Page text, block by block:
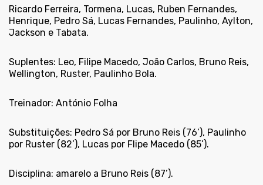
Ricardo Ferreira, Tormena, Lucas, Ruben Fernandes,
Henrique, Pedro Sá, Lucas Fernandes, Paulinho, Aylton,
Jackson e Tabata.
Suplentes: Leo, Filipe Macedo, João Carlos, Bruno Reis,
Wellington, Ruster, Paulinho Bola.
Treinador: António Folha
Substituições: Pedro Sá por Bruno Reis (76’), Paulinho
por Ruster (82’), Lucas por Flipe Macedo (85’).
Disciplina: amarelo a Bruno Reis (87’).